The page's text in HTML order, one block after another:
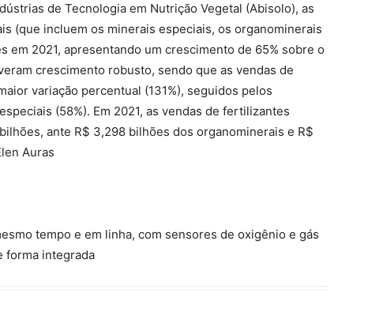
de Tecnologia em Nutrição Vegetal (Abisolo), as
(que incluem os minerais especiais, os organominerais
em 2021, apresentando um crescimento de 65% sobre o
crescimento robusto, sendo que as vendas de
variação percentual (131%), seguidos pelos
(58%). Em 2021, as vendas de fertilizantes
ante R$ 3,298 bilhões dos organominerais e R$
Auras
tempo e em linha, com sensores de oxigênio e gás
forma integrada